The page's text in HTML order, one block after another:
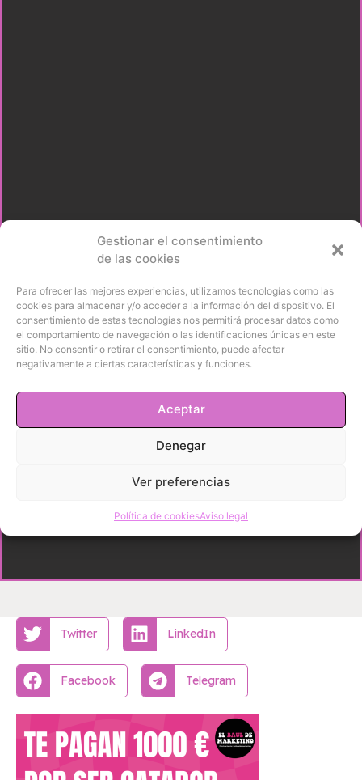
Gestionar el consentimiento
de las cookies
Para ofrecer las mejores experiencias, utilizamos tecnologías como las
cookies para almacenar y/o acceder a la información del dispositivo. El
consentimiento de estas tecnologías nos permitirá procesar datos como
el comportamiento de navegación o las identificaciones únicas en este
sitio. No consentir o retirar el consentimiento, puede afectar
negativamente a ciertas características y funciones.
Aceptar
Denegar
Ver preferencias
Política de cookiesAviso legal
Twitter LinkedIn
Facebook Telegram